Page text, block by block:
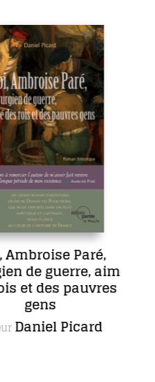
Paré,
de guerre, aimé
et des pauvres
gens
Picard